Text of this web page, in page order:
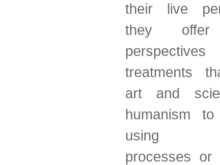
their live
they offer
treatments
art and
humanism
using
processes or